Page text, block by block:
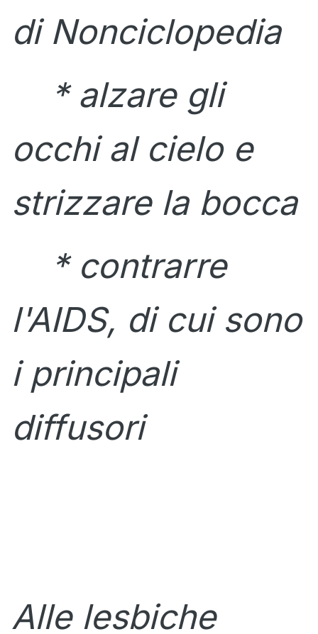
di Nonciclopedia
* alzare gli
occhi al cielo e
strizzare la bocca
* contrarre
l'AIDS, di cui sono
i principali
diffusori
Alle lesbiche